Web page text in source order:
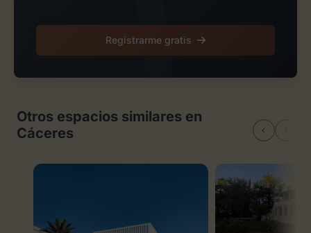
Registrarme gratis
Otros espacios similares en
Cáceres